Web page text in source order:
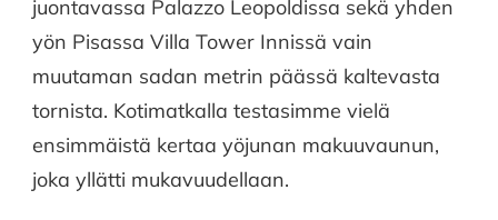
juontavassa Palazzo Leopoldissa sekä yhden
yön Pisassa Villa Tower Innissä vain
muutaman sadan metrin päässä kaltevasta
tornista. Kotimatkalla testasimme vielä
ensimmäistä kertaa yöjunan makuuvaunun,
joka yllätti mukavuudellaan.